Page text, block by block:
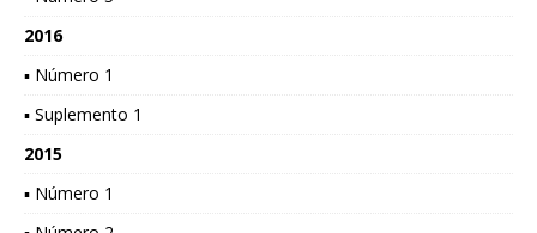
2016
▪ Número 1
▪ Suplemento 1
2015
▪ Número 1